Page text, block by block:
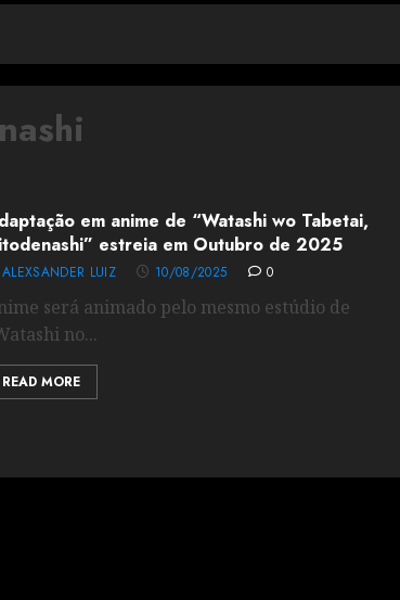
em anime de “Watashi wo Tabetai,
estreia em Outubro de 2025
ALEXSANDER LUIZ 10/08/2025 0
será animado pelo mesmo estúdio de
no...
READ MORE